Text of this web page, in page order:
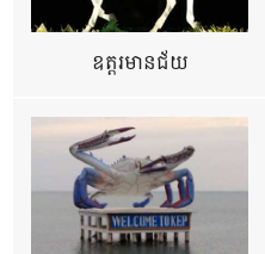
ឧត្ដរមានជ័យ